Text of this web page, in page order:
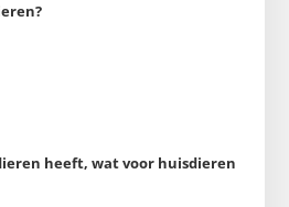
heeft, wat voor huisdieren